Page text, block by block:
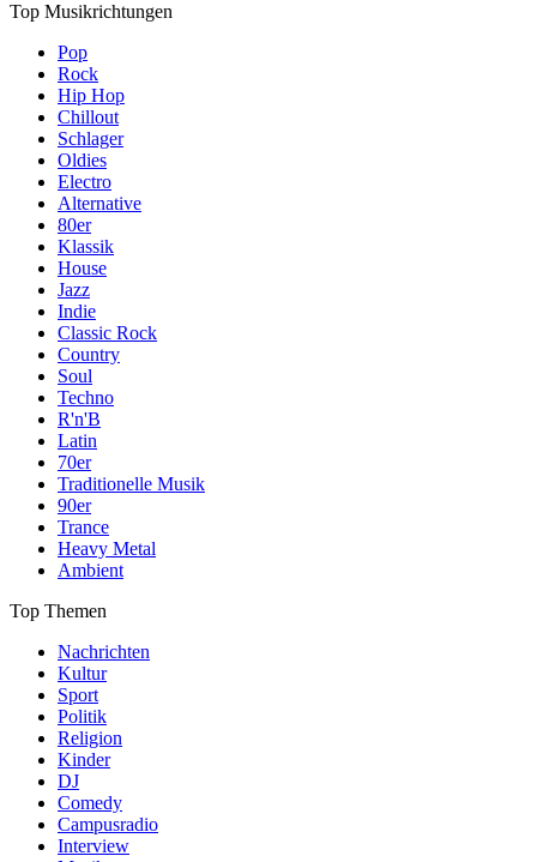
Top Musikrichtungen
Pop
Rock
Hip Hop
Chillout
Schlager
Oldies
Electro
Alternative
80er
Klassik
House
Jazz
Indie
Classic Rock
Country
Soul
Techno
R'n'B
Latin
70er
Traditionelle Musik
90er
Trance
Heavy Metal
Ambient
Top Themen
Nachrichten
Kultur
Sport
Politik
Religion
Kinder
DJ
Comedy
Campusradio
Interview